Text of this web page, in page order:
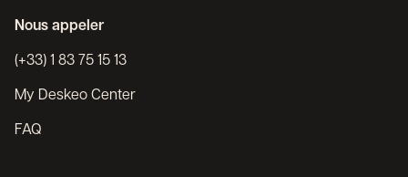
Nous appeler
(+33) 1 83 75 15 13
My Deskeo Center
FAQ